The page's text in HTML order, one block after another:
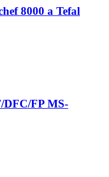
8000 a Tefal
DFC/FP MS-